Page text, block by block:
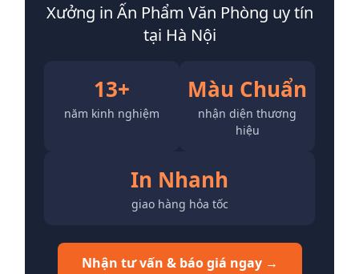
Xưởng in Ấn Phẩm Văn Phòng uy tín
tại Hà Nội
13+
năm kinh nghiệm
Màu Chuẩn
nhận diện thương
hiệu
In Nhanh
giao hàng hỏa tốc
Nhận tư vấn & báo giá ngay →